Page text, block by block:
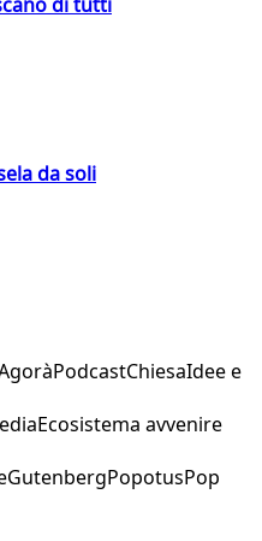
da soli
PodcastChiesaIdee e
Ecosistema avvenire
GutenbergPopotusPop